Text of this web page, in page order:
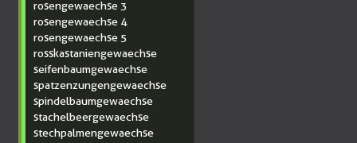
rosengewaechse 3
rosengewaechse 4
rosengewaechse 5
rosskastaniengewaechse
seifenbaumgewaechse
spatzenzungengewaechse
spindelbaumgewaechse
stachelbeergewaechse
stechpalmengewaechse